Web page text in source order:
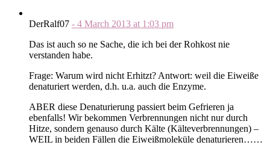
DerRalf07 - 4 March 2013 at 1:03 pm
Das ist auch so ne Sache, die ich bei der Rohkost nie
verstanden habe.
Frage: Warum wird nicht Erhitzt? Antwort: weil die Eiweiße
denaturiert werden, d.h. u.a. auch die Enzyme.
ABER diese Denaturierung passiert beim Gefrieren ja
ebenfalls! Wir bekommen Verbrennungen nicht nur durch
Hitze, sondern genauso durch Kälte (Kälteverbrennungen) –
WEIL in beiden Fällen die Eiweißmoleküle denaturieren……